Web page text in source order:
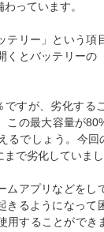
っています。
テリー」という項
くとバッテリーの
ですが、劣化する
この最大容量が
るでしょう。今回
で劣化していまし
ムアプリなどをし
きるようになって
用することができ